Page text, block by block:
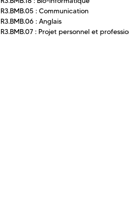
R3.BMB.05 : Communication
R3.BMB.06 : Anglais
R3.BMB.07 : Projet personnel et